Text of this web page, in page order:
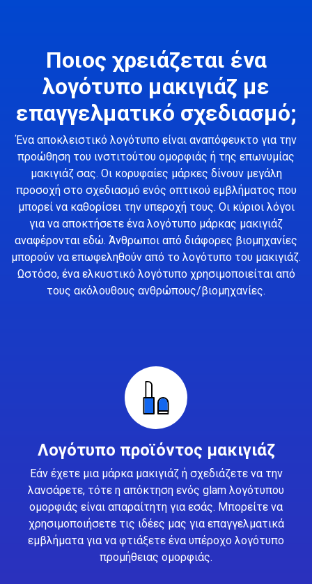
Ποιος χρειάζεται ένα
λογότυπο μακιγιάζ με
επαγγελματικό σχεδιασμό;
Ένα αποκλειστικό λογότυπο είναι αναπόφευκτο για την
προώθηση του ινστιτούτου ομορφιάς ή της επωνυμίας
μακιγιάζ σας. Οι κορυφαίες μάρκες δίνουν μεγάλη
προσοχή στο σχεδιασμό ενός οπτικού εμβλήματος που
μπορεί να καθορίσει την υπεροχή τους. Οι κύριοι λόγοι
για να αποκτήσετε ένα λογότυπο μάρκας μακιγιάζ
αναφέρονται εδώ. Άνθρωποι από διάφορες βιομηχανίες
μπορούν να επωφεληθούν από το λογότυπο του μακιγιάζ.
Ωστόσο, ένα ελκυστικό λογότυπο χρησιμοποιείται από
τους ακόλουθους ανθρώπους/βιομηχανίες.
Λογότυπο προϊόντος μακιγιάζ
Εάν έχετε μια μάρκα μακιγιάζ ή σχεδιάζετε να την
λανσάρετε, τότε η απόκτηση ενός glam λογότυπου
ομορφιάς είναι απαραίτητη για εσάς. Μπορείτε να
χρησιμοποιήσετε τις ιδέες μας για επαγγελματικά
εμβλήματα για να φτιάξετε ένα υπέροχο λογότυπο
προμήθειας ομορφιάς.